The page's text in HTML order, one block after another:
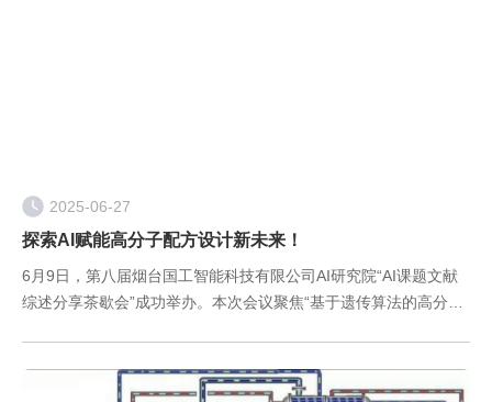
2025-06-27
探索AI赋能高分子配方设计新未来！
6月9日，第八届烟台国工智能科技有限公司AI研究院“AI课题文献
综述分享茶歇会”成功举办。本次会议聚焦“基于遗传算法的高分子